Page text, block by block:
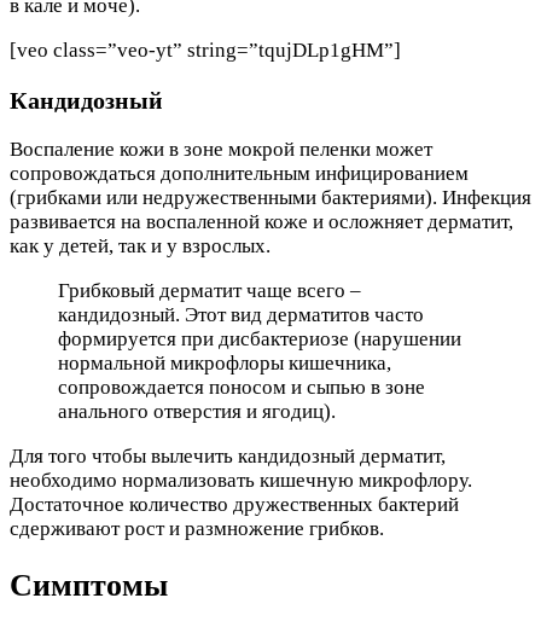
в кале и моче).
[veo class=”veo-yt” string=”tqujDLp1gHM”]
Кандидозный
Воспаление кожи в зоне мокрой пеленки может
сопровождаться дополнительным инфицированием
(грибками или недружественными бактериями). Инфекция
развивается на воспаленной коже и осложняет дерматит,
как у детей, так и у взрослых.
Грибковый дерматит чаще всего –
кандидозный. Этот вид дерматитов часто
формируется при дисбактериозе (нарушении
нормальной микрофлоры кишечника,
сопровождается поносом и сыпью в зоне
анального отверстия и ягодиц).
Для того чтобы вылечить кандидозный дерматит,
необходимо нормализовать кишечную микрофлору.
Достаточное количество дружественных бактерий
сдерживают рост и размножение грибков.
Симптомы